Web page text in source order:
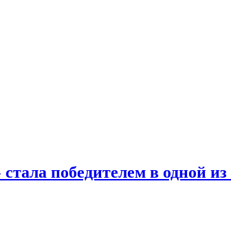
победителем в одной